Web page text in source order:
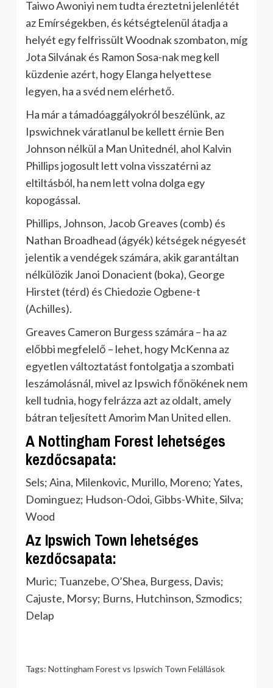
Taiwo Awoniyi nem tudta éreztetni jelenlétét
az Emírségekben, és kétségtelenül átadja a
helyét egy felfrissült Woodnak szombaton, míg
Jota Silvának és Ramon Sosa-nak meg kell
küzdenie azért, hogy Elanga helyettese
legyen, ha a svéd nem elérhető.
Ha már a támadóaggályokról beszélünk, az
Ipswichnek váratlanul be kellett érnie Ben
Johnson nélkül a Man Unitednél, ahol Kalvin
Phillips jogosult lett volna visszatérni az
eltiltásból, ha nem lett volna dolga egy
kopogással.
Phillips, Johnson, Jacob Greaves (comb) és
Nathan Broadhead (ágyék) kétségek négyesét
jelentik a vendégek számára, akik garantáltan
nélkülözik Janoi Donacient (boka), George
Hirstet (térd) és Chiedozie Ogbene-t
(Achilles).
Greaves Cameron Burgess számára – ha az
előbbi megfelelő – lehet, hogy McKenna az
egyetlen változtatást fontolgatja a szombati
leszámolásnál, mivel az Ipswich főnökének nem
kell tudnia, hogy felrázza azt az oldalt, amely
bátran teljesített Amorim Man United ellen.
A Nottingham Forest lehetséges
kezdőcsapata:
Sels; Aina, Milenkovic, Murillo, Moreno; Yates,
Dominguez; Hudson-Odoi, Gibbs-White, Silva;
Wood
Az Ipswich Town lehetséges
kezdőcsapata:
Muric; Tuanzebe, O’Shea, Burgess, Davis;
Cajuste, Morsy; Burns, Hutchinson, Szmodics;
Delap
Tags: Nottingham Forest vs Ipswich Town Felállások